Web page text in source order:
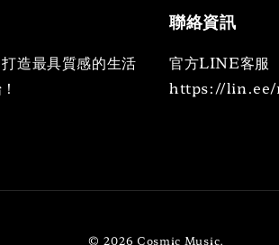
造最具質感的生活
聯絡資訊
官方LINE客服
https://lin.ee/
© 2026 Cosmic Music.